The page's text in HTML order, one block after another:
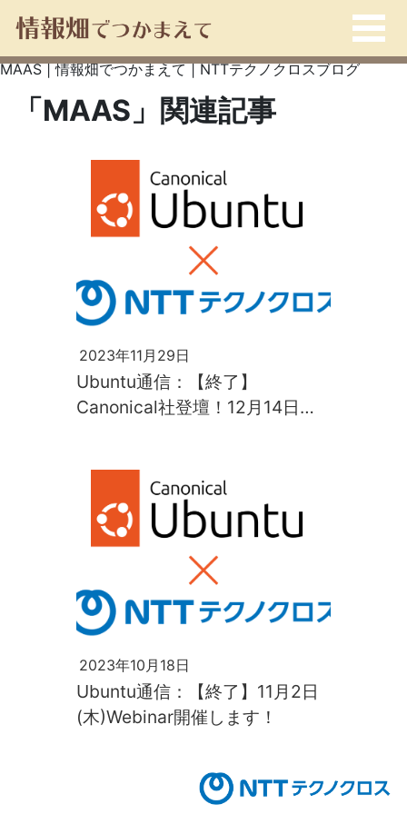
MAAS | 情報畑でつかまえて | NTTテクノクロスブログ
「MAAS」関連記事
2023年11月29日
Ubuntu通信：【終了】
Canonical社登壇！12月14日
2023年10月18日
Ubuntu通信：【終了】11月2日
(木)Webinar開催します！